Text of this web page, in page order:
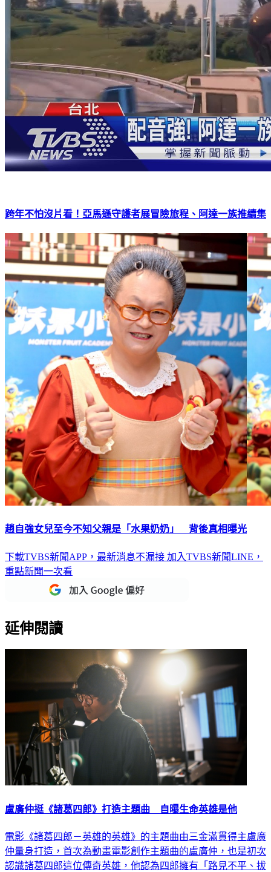
跨年不怕沒片看！亞馬遜守護者展冒險旅程、阿達一族推續集
趙自強女兒至今不知父親是「水果奶奶」 背後真相曝光
下載TVBS新聞APP，最新消息不漏接 加入TVBS新聞LINE，
重點新聞一次看
延伸閱讀
盧廣仲挺《諸葛四郎》打造主題曲 自曝生命英雄是他
電影《諸葛四郎－英雄的英雄》的主題曲由三金滿貫得主盧廣
仲量身打造，首次為動畫電影創作主題曲的盧廣仲，也是初次
認識諸葛四郎這位傳奇英雄，他認為四郎擁有「路見不平、拔